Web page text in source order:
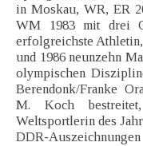
in Moskau, WR, ER
WM 1983 mit drei
erfolgreichste
und 1986 neunzehn
olympischen
Berendonk/Franke
M. Koch
Weltsportlerin des
DDR-Auszeichnungen